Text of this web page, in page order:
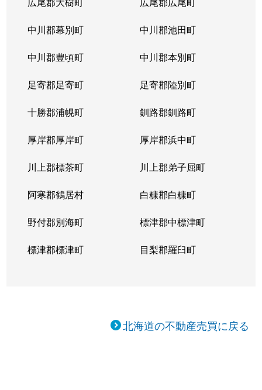
中川郡幕別町 中川郡池田町
中川郡豊頃町 中川郡本別町
足寄郡足寄町 足寄郡陸別町
十勝郡浦幌町 釧路郡釧路町
厚岸郡厚岸町 厚岸郡浜中町
川上郡標茶町 川上郡弟子屈町
阿寒郡鶴居村 白糠郡白糠町
野付郡別海町 標津郡中標津町
標津郡標津町 目梨郡羅臼町
北海道の不動産売買に戻る